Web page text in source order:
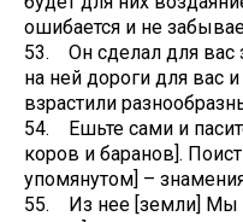
ошибается и не
53. Он сделал для
на ней дороги для вас
взрастили
54. Ешьте сами и
коров и баранов].
упомянутом] –
55. Из нее [земли] Мы